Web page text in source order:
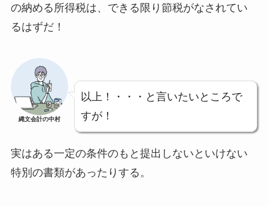
の納める所得税は、できる限り節税がなされてい
るはずだ！
縄文会計の中村
以上！・・・と言いたいところで
すが！
実はある一定の条件のもと提出しないといけない
特別の書類があったりする。